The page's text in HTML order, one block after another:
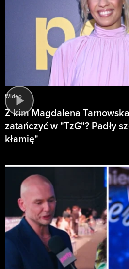
Wideo
Z kim Magdalena
zatańczyć w "TzG"? Padły
kłamię"